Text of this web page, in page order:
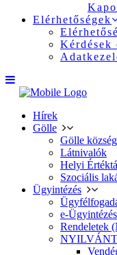
Elérhetőségek
Kérdések
Hírek
Gölle
Gölle
Látnivalók
Helyi
Szociális
Ügyintézés
e-Ügyintézés
Rendeletek